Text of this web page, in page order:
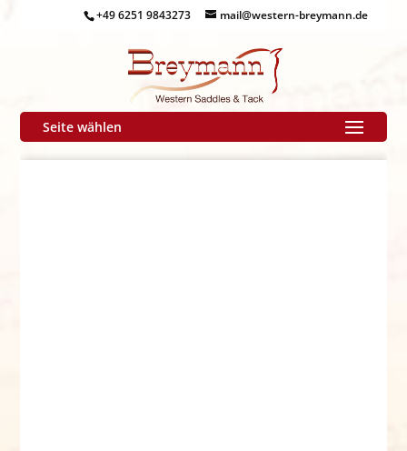
+49 6251 9843273 mail@western-breymann.de
Seite wählen
N